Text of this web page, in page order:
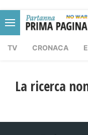
TV CRONACA
La ricerca